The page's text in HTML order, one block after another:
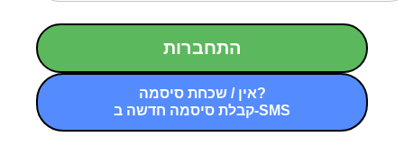
התחברות
אין / שכחת סיסמה?
קבלת סיסמה חדשה ב-SMS